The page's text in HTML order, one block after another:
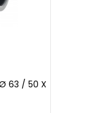
Ø 63 / 50 X